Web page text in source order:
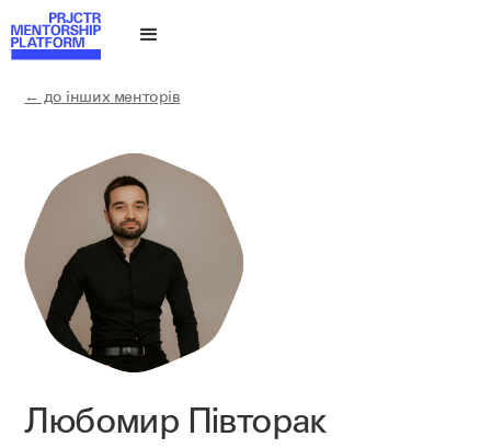
← до інших менторів
Любомир Півторак